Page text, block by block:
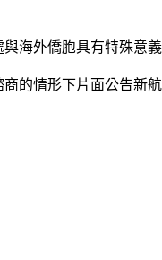
海外僑胞具有特殊意
的情形下片面公告新